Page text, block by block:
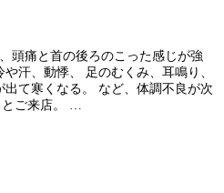
頭痛と首の後ろのこった感じが強
汗、動悸、 足のむくみ、耳鳴り、
て寒くなる。 など、体調不良が次
ご来店。 …